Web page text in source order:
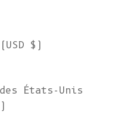
$)
États-Unis